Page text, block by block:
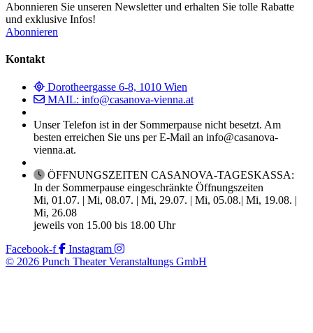
Abonnieren Sie unseren Newsletter und erhalten Sie tolle Rabatte
und exklusive Infos!
Abonnieren
Kontakt
Dorotheergasse 6-8, 1010 Wien
MAIL: info@casanova-vienna.at
Unser Telefon ist in der Sommerpause nicht besetzt. Am
besten erreichen Sie uns per E-Mail an info@casanova-
vienna.at.
ÖFFNUNGSZEITEN CASANOVA-TAGESKASSA:
In der Sommerpause eingeschränkte Öffnungszeiten
Mi, 01.07. | Mi, 08.07. | Mi, 29.07. | Mi, 05.08.| Mi, 19.08. |
Mi, 26.08
jeweils von 15.00 bis 18.00 Uhr
Facebook-f
Instagram
© 2026 Punch Theater Veranstaltungs GmbH